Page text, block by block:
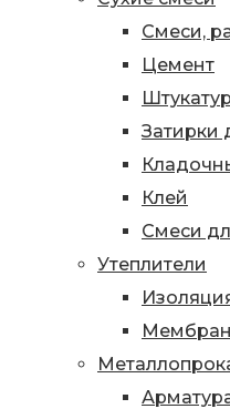
Смеси,
Цемент
Затирки
Клей
Смеси
Утеплители